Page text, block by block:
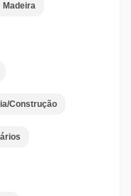
Madeira
Construção